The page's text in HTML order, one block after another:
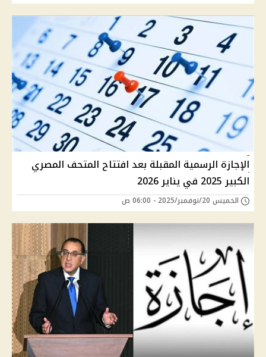
الإجازة الرسمية المقبلة بعد افتتاح المتحف المصري
الكبير 2025 في يناير 2026
الخميس 20/نوفمبر/2025 - 06:00 ص